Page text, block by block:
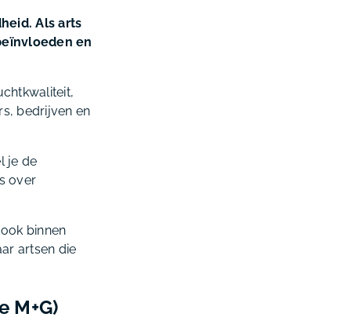
Als arts
en
bedrijven en
je de
over
binnen
artsen die
M+G)